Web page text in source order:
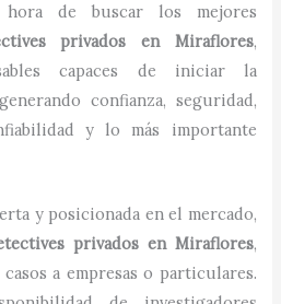
de buscar los mejores
privados en Miraflores,
capaces de iniciar la
confianza, seguridad,
y lo más importante
y posicionada en el mercado,
privadosen Miraflores,
a empresas o particulares.